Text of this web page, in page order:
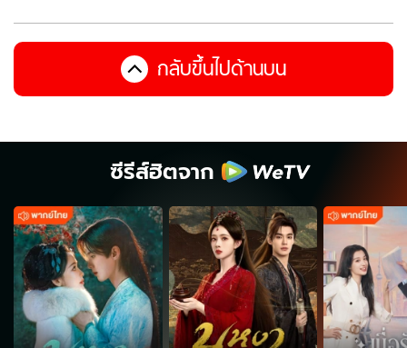
กลับขึ้นไปด้านบน
ซีรีส์ฮิตจาก